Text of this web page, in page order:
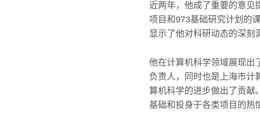
近两年，他成了重要的意见
项目和973基础研究计划的
显示了他对科研动态的深刻
他在计算机科学领域展现出
负责人，同时也是上海市计
算机科学的进步做出了贡献
基础和投身于各类项目的热